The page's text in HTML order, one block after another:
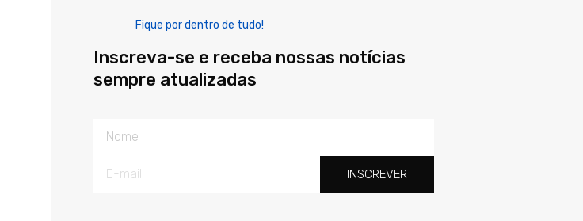
Fique por dentro de tudo!
Inscreva-se e receba nossas notícias
sempre atualizadas
INSCREVER